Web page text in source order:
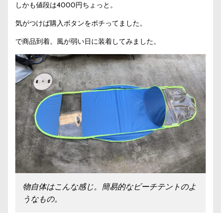
しかも値段は4000円ちょっと。
気がつけば購入ボタンをポチってました。
で商品到着。風が弱い日に装着してみました。
物自体はこんな感じ。簡易的なビーチテントのよ
うなもの。